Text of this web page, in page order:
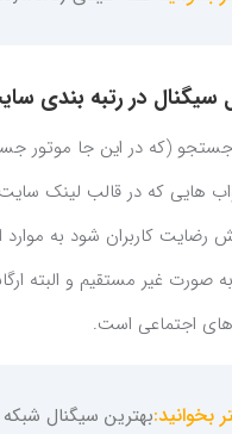
در رتبه بندی
(که در این جا موتور
هایی که در قالب لینک
رضایت کاربران شود به
اجتماعی است.
بخوانید:بهترین سیگنال